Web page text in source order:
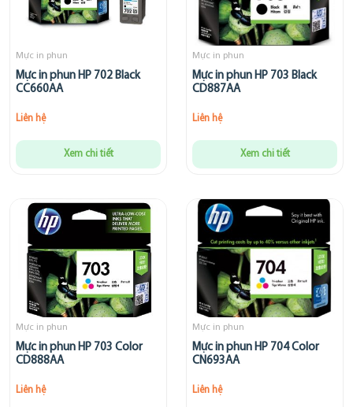
Mực in phun
Mực in phun HP 702 Black
CC660AA
Liên hệ
Xem chi tiết
Mực in phun
Mực in phun HP 703 Black
CD887AA
Liên hệ
Xem chi tiết
Mực in phun
Mực in phun HP 703 Color
CD888AA
Liên hệ
Mực in phun
Mực in phun HP 704 Color
CN693AA
Liên hệ